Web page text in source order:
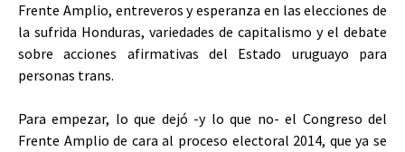
Frente Amplio, entreveros y esperanza en las elecciones de
la sufrida Honduras, variedades de capitalismo y el debate
sobre acciones afirmativas del Estado uruguayo para
personas trans.
Para empezar, lo que dejó -y lo que no- el Congreso del
Frente Amplio de cara al proceso electoral 2014, que ya se